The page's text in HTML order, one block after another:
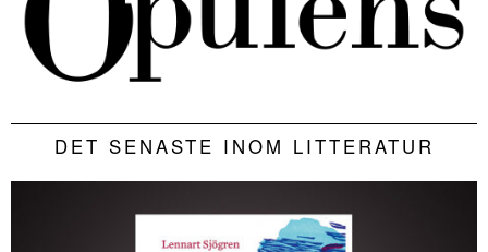
DET SENASTE INOM LITTERATUR